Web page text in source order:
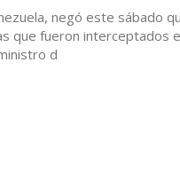
negó este sábado
que fueron interceptados
d